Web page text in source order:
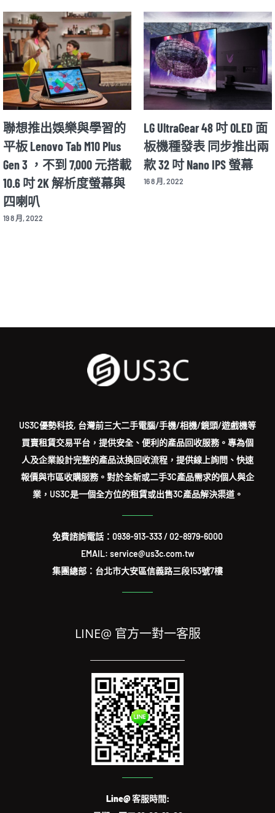
Motorola Razr 2022 年款將
在 8/11 公布細節 並同步
揭曉新款 X30 Pro 旗艦手
機
12 8 月, 2022
華碩推出全球首款具
動色彩校正功能的專
OLED 螢幕 Asus ProArt
Display OLED PA32DC
買賣租賃交易平台，提供安全、便利的產品回收服務。專為個
人及企業設計完整的產品汰換回收流程，提供線上詢問、快速
報價與市區收購服務。對於全新或二手3C產品需求的個人與企
業，US3C是一個全方位的租賃或出售3C產品解決渠道。
0938-913-333
EMAIL: service@us3c.com.tw
集團總部：台北市大安區信義路三段153號7樓
Line@ 客服時間:
星期一至五 10:00-19:00